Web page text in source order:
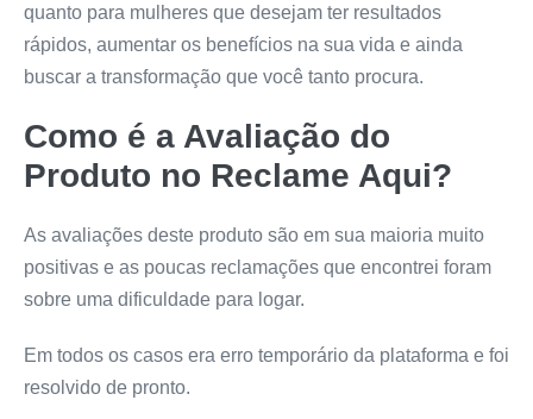
quanto para mulheres que desejam ter resultados
rápidos, aumentar os benefícios na sua vida e ainda
buscar a transformação que você tanto procura.
Como é a Avaliação do
Produto no Reclame Aqui?
As avaliações deste produto são em sua maioria muito
positivas e as poucas reclamações que encontrei foram
sobre uma dificuldade para logar.
Em todos os casos era erro temporário da plataforma e foi
resolvido de pronto.